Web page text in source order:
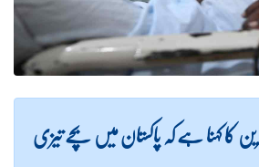
کہنا ہے کہ پاکستان میں بچے تیزی